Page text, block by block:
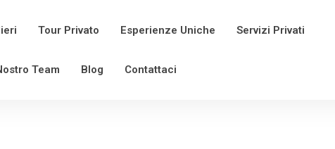
Tour Privato Esperienze Uniche Servizi Privati
Team Blog Contattaci